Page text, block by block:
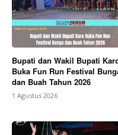
Bupati dan Wakil Bupati
Buka Fun Run Festival
dan Buah Tahun 2026
1 Agustus 2026